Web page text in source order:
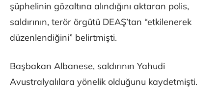
şüphelinin gözaltına alındığını aktaran polis,
saldırının, terör örgütü DEAŞ’tan “etkilenerek
düzenlendiğini” belirtmişti.
Başbakan Albanese, saldırının Yahudi
Avustralyalılara yönelik olduğunu kaydetmişti.